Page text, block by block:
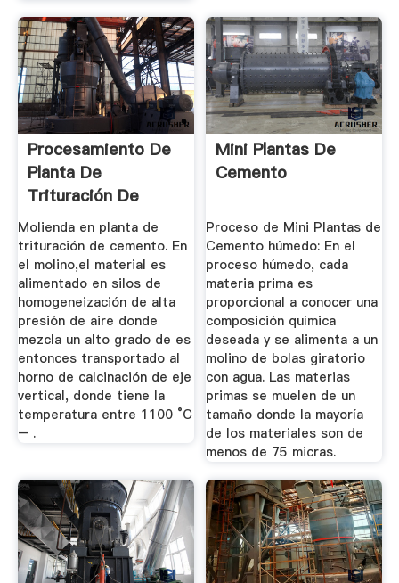
Procesamiento De
Planta De
Trituración De
Cemento
Molienda en planta de
trituración de cemento. En
el molino,el material es
alimentado en silos de
homogeneización de alta
presión de aire donde
mezcla un alto grado de es
entonces transportado al
horno de calcinación de eje
vertical, donde tiene la
temperatura entre 1100 °C
– .
Mini Plantas De
Cemento
Proceso de Mini Plantas de
Cemento húmedo: En el
proceso húmedo, cada
materia prima es
proporcional a conocer una
composición química
deseada y se alimenta a un
molino de bolas giratorio
con agua. Las materias
primas se muelen de un
tamaño donde la mayoría
de los materiales son de
menos de 75 micras.